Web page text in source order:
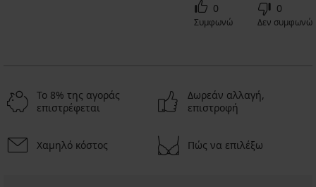
0
Συμφωνώ
0
Δεν συμφωνώ
Το 8% της αγοράς
επιστρέφεται
Δωρεάν αλλαγή,
επιστροφή
Χαμηλό κόστος Πώς να επιλέξω